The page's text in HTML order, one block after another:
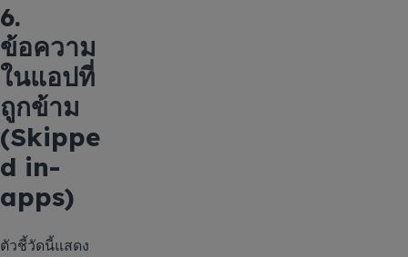
6.
ข้อความ
ในแอปที่
ถูกข้าม
(Skippe
d in-
apps)
ตัวชี้วัดนี้แสดง